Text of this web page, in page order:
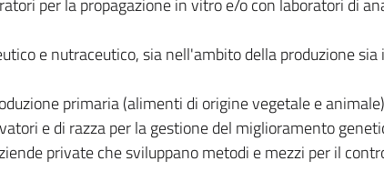
per la propagazione in vitro e/o con laboratori di
e nutraceutico, sia nell'ambito della produzione sia
primaria (alimenti di origine vegetale e
e di razza per la gestione del miglioramento
private che sviluppano metodi e mezzi per il